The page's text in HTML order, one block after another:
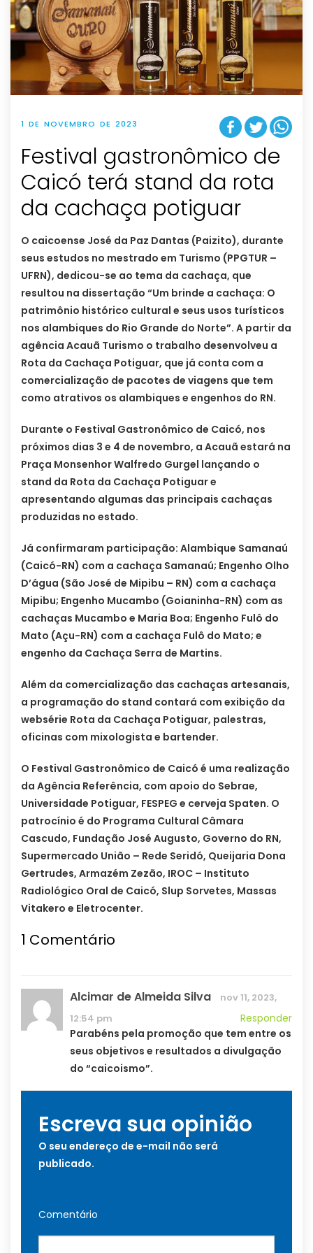
1 DE NOVEMBRO DE 2023
Festival gastronômico de
Caicó terá stand da rota
da cachaça potiguar
O caicoense José da Paz Dantas (Paizito), durante
seus estudos no mestrado em Turismo (PPGTUR –
UFRN), dedicou-se ao tema da cachaça, que
resultou na dissertação “Um brinde a cachaça: O
patrimônio histórico cultural e seus usos turísticos
nos alambiques do Rio Grande do Norte”. A partir da
agência Acauã Turismo o trabalho desenvolveu a
Rota da Cachaça Potiguar, que já conta com a
comercialização de pacotes de viagens que tem
como atrativos os alambiques e engenhos do RN.
Durante o Festival Gastronômico de Caicó, nos
próximos dias 3 e 4 de novembro, a Acauã estará na
Praça Monsenhor Walfredo Gurgel lançando o
stand da Rota da Cachaça Potiguar e
apresentando algumas das principais cachaças
produzidas no estado.
Já confirmaram participação: Alambique Samanaú
(Caicó-RN) com a cachaça Samanaú; Engenho Olho
D’água (São José de Mipibu – RN) com a cachaça
Mipibu; Engenho Mucambo (Goianinha-RN) com as
cachaças Mucambo e Maria Boa; Engenho Fulô do
Mato (Açu-RN) com a cachaça Fulô do Mato; e
engenho da Cachaça Serra de Martins.
Além da comercialização das cachaças artesanais,
a programação do stand contará com exibição da
websérie Rota da Cachaça Potiguar, palestras,
oficinas com mixologista e bartender.
O Festival Gastronômico de Caicó é uma realização
da Agência Referência, com apoio do Sebrae,
Universidade Potiguar, FESPEG e cerveja Spaten. O
patrocínio é do Programa Cultural Câmara
Cascudo, Fundação José Augusto, Governo do RN,
Supermercado União – Rede Seridó, Queijaria Dona
Gertrudes, Armazém Zezão, IROC – Instituto
Radiológico Oral de Caicó, Slup Sorvetes, Massas
Vitakero e Eletrocenter.
1 Comentário
Alcimar de Almeida Silva
nov 11, 2023,
12:54 pm
Responder
Parabéns pela promoção que tem entre os
seus objetivos e resultados a divulgação
do “caicoismo”.
Escreva sua opinião
O seu endereço de e-mail não será
publicado.
Comentário